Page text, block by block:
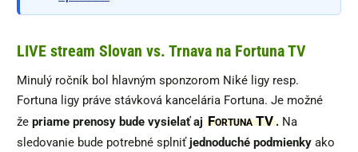
LIVE stream Slovan vs. Trnava na Fortuna TV
Minulý ročník bol hlavným sponzorom Niké ligy resp.
Fortuna ligy práve stávková kancelária Fortuna. Je možné
že priame prenosy bude vysielať aj Fortuna TV. Na
sledovanie bude potrebné splniťjednoduché podmienky ako